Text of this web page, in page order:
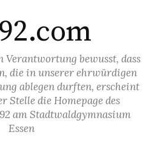
bewusst, dass
die in unserer ehrwürdigen
ablegen durften, erscheint
Stelle die Homepage des
am Stadtwaldgymnasium
Essen